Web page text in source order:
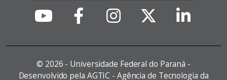
© 2026 - Universidade Federal do Paraná -
Desenvolvido pela AGTIC - Agência de Tecnologia da